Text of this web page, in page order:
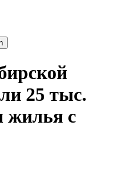
25 тыс.
жилья с